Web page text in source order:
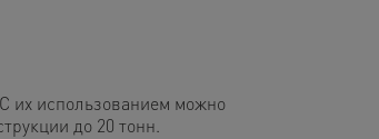
их использованием можно
до 20 тонн.